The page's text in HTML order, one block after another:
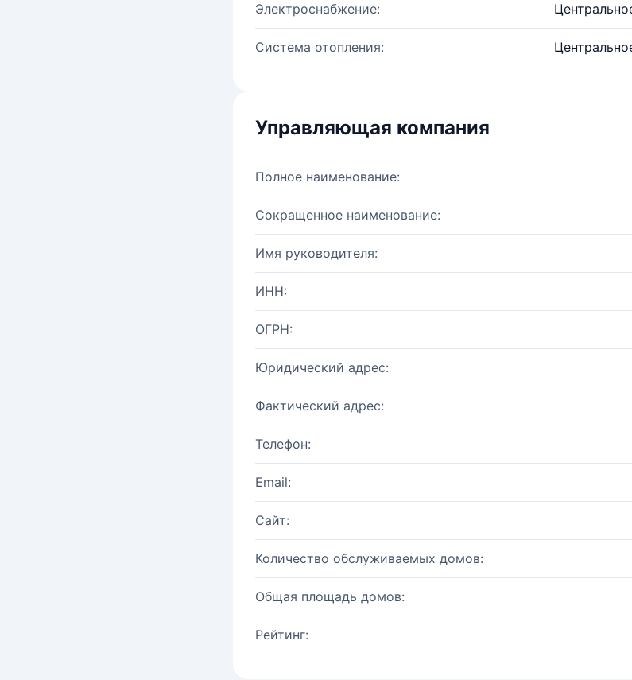
Электроснабжение:
Система отопления:
Управляющая компания
Полное наименование:
Сокращенное наименование:
Имя руководителя:
ИНН:
ОГРН:
Юридический адрес:
Фактический адрес:
Телефон:
Email:
Сайт:
Количество обслуживаемых домов:
Общая площадь домов:
Рейтинг: